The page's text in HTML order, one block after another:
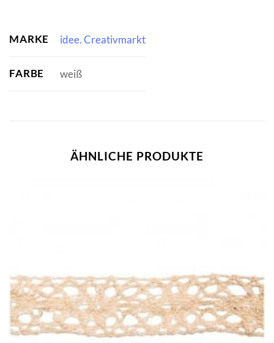
MARKE idee. Creativmarkt
FARBE weiß
ÄHNLICHE PRODUKTE